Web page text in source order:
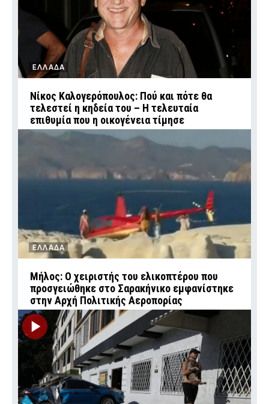
ΕΛΛΑΔΑ
Νίκος Καλογερόπουλος: Πού και πότε θα
τελεστεί η κηδεία του – Η τελευταία
επιθυμία που η οικογένεια τίμησε
ΕΛΛΑΔΑ
Μήλος: Ο χειριστής του ελικοπτέρου που
προσγειώθηκε στο Σαρακήνικο εμφανίστηκε
στην Αρχή Πολιτικής Αεροπορίας